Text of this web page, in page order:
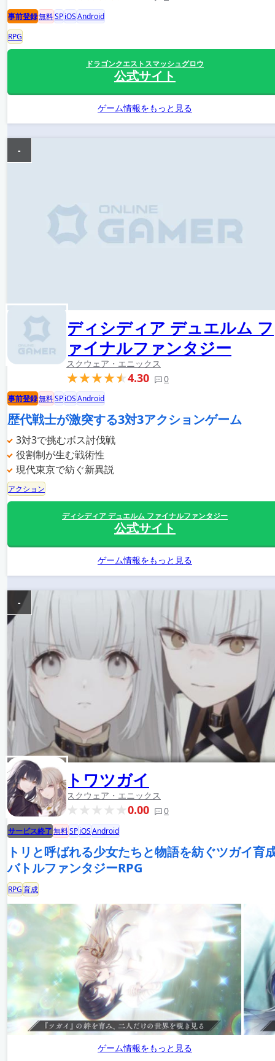
事前登録無料SPiOSAndroid
RPG
ドラゴンクエストスマッシュグロウ
公式サイト
ゲーム情報をもっと見る
ディシディア デュエルム フ
ァイナルファンタジー
スクウェア・エニックス
4.30 0
-
事前登録無料SPiOSAndroid
歴代戦士が激突する3対3アクションゲーム
3対3で挑むボス討伐戦
役割制が生む戦術性
現代東京で紡ぐ新異説
アクション
ディシディア デュエルム ファイナルファンタジー
公式サイト
ゲーム情報をもっと見る
トワツガイ
スクウェア・エニックス
0.00 0
-
サービス終了無料SPiOSAndroid
トリと呼ばれる少女たちと物語を紡ぐツガイ育
バトルファンタジーRPG
RPG育成
ゲーム情報をもっと見る